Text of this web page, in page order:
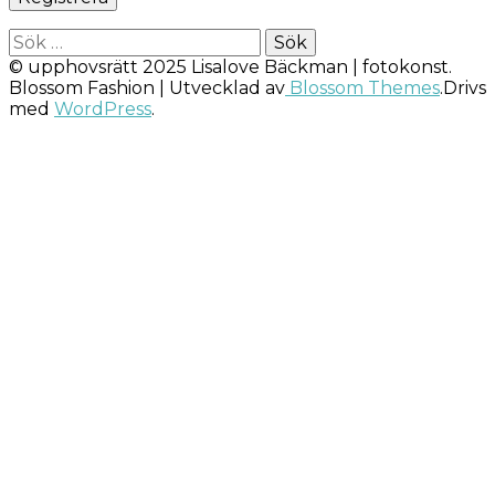
Sök
efter:
© upphovsrätt 2025 Lisalove Bäckman | fotokonst.
Blossom Fashion | Utvecklad av Blossom Themes.Drivs
med WordPress.